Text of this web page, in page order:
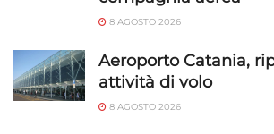
Abbinare e combinare dati provenienti da altre
Identificare i dispositivi in base alle
trasmesse automaticamente.
8 AGOSTO 2026
Aeroporto Catania,
attività di volo
8 AGOSTO 2026